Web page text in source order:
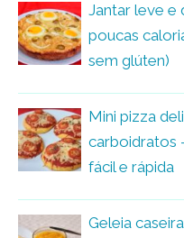
Jantar leve e
poucas
sem glúten)
Mini pizza
carboidratos
fácil e rápida
Geleia